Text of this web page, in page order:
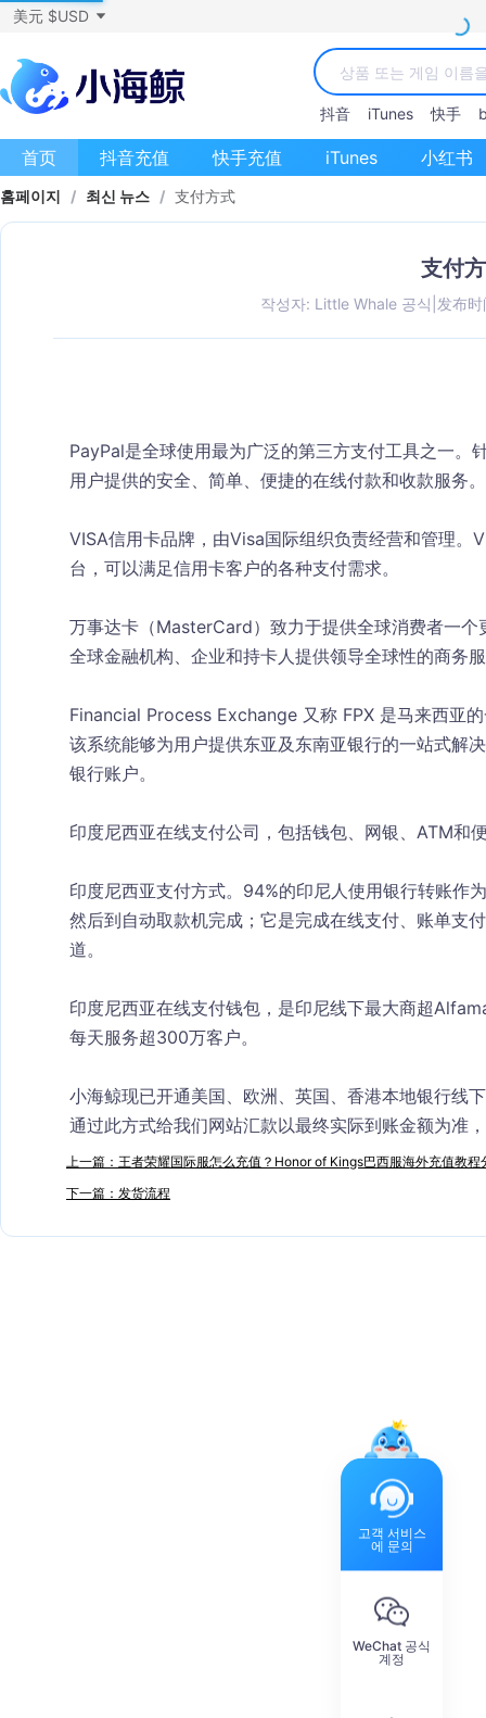
美元 $USD
抖音 iTunes 快手
首页 抖音充值 快手充值 iTunes 小红书
홈페이지 / 최신 뉴스 / 支付方式
支付
작성자: Little Whale 공식 发布
PayPal是全球使用最为广泛的第三方支付工具之一。
用户提供的安全、简单、便捷的在线付款和收款服务。
VISA信用卡品牌，由Visa国际组织负责经营和管理。
台，可以满足信用卡客户的各种支付需求。
万事达卡（MasterCard）致力于提供全球消费者一
全球金融机构、企业和持卡人提供领导全球性的商务
Financial Process Exchange 又称 FPX 是马来西亚
该系统能够为用户提供东亚及东南亚银行的一站式解
银行账户。
印度尼西亚在线支付公司，包括钱包、网银、ATM和
印度尼西亚支付方式。94%的印尼人使用银行转账作
然后到自动取款机完成；它是完成在线支付、账单支
道。
印度尼西亚在线支付钱包，是印尼线下最大商超
每天服务超300万客户。
小海鲸现已开通美国、欧洲、英国、香港本地银行线
通过此方式给我们网站汇款以最终实际到账金额为准
上一篇：王者荣耀国际服怎么充值？Honor of Kings巴西服海外充值教程
下一篇：发货流程
고객 서비스
에 문의
WeChat 공식
계정